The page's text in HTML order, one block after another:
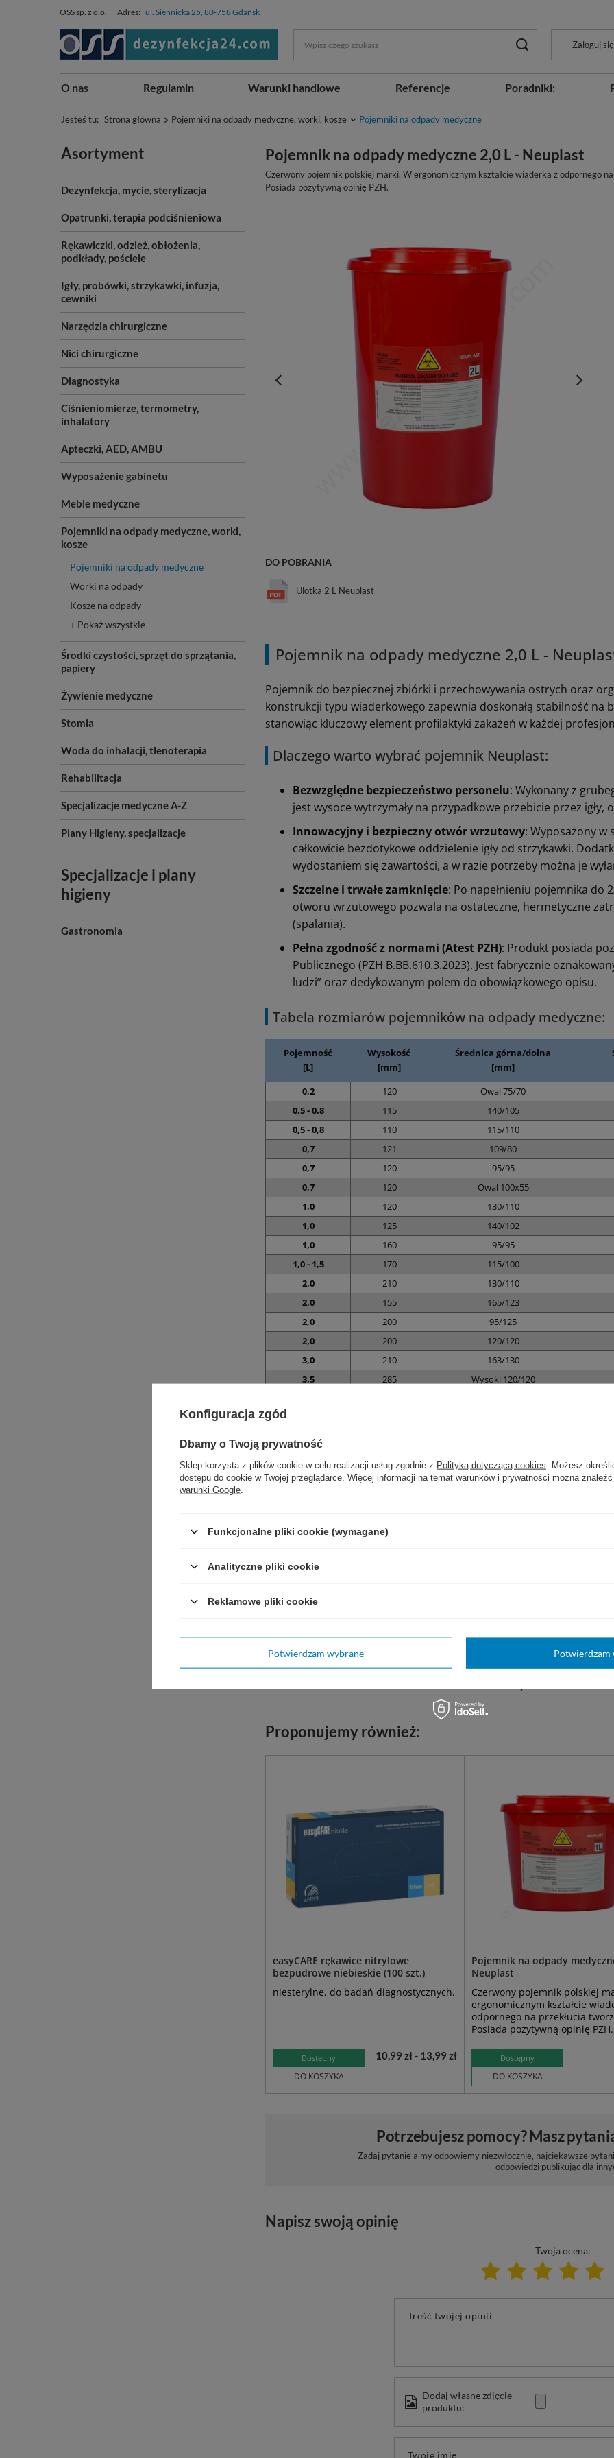
OSS sp. z o.o. Adres: ul. Siennicka 25, 80-758 Gdańsk
Zaloguj się
O nas Regulamin Warunki handlowe Referencje Poradniki:
Jesteś tu: Strona główna Pojemniki na odpady medyczne, worki, kosze Pojemniki na odpady medyczne
Asortyment
Dezynfekcja, mycie, sterylizacja
Opatrunki, terapia podciśnieniowa
Rękawiczki, odzież, obłożenia,
podkłady, pościele
Igły, probówki, strzykawki, infuzja,
cewniki
Narzędzia chirurgiczne
Nici chirurgiczne
Diagnostyka
Ciśnieniomierze, termometry,
inhalatory
Apteczki, AED, AMBU
Wyposażenie gabinetu
Meble medyczne
Pojemniki na odpady medyczne, worki,
kosze
Pojemniki na odpady medyczne
Worki na odpady
Kosze na odpady
+ Pokaż wszystkie
Środki czystości, sprzęt do sprzątania,
papiery
Żywienie medyczne
Stomia
Woda do inhalacji, tlenoterapia
Rehabilitacja
Specjalizacje medyczne A-Z
Plany Higieny, specjalizacje
Specjalizacje i plany
higieny
Gastronomia
Pojemnik na odpady medyczne 2,0 L - Neuplast
Czerwony pojemnik polskiej marki. W ergonomicznym kształcie wiaderka z odpornego
Posiada pozytywną opinię PZH.
DO POBRANIA
Ulotka 2 L Neuplast
Pojemnik na odpady medyczne 2,0 L -
Pojemnik do bezpiecznej zbiórki i przechowywania ostrych oraz
konstrukcji typu wiaderkowego zapewnia doskonałą stabilność na
stanowiąc kluczowy element profilaktyki zakażeń w każdej
Dlaczego warto wybrać pojemnik Neuplast:
Bezwzględne bezpieczeństwo personelu: Wykonany z
jest wysoce wytrzymały na przypadkowe przebicie przez igły,
Innowacyjny i bezpieczny otwór wrzutowy: Wyposażony w
całkowicie bezdotykowe oddzielenie igły od strzykawki.
wydostaniem się zawartości, a w razie potrzeby można je
Szczelne i trwałe zamknięcie: Po napełnieniu pojemnika do
otworu wrzutowego pozwala na ostateczne, hermetyczne
(spalania).
Pełna zgodność z normami (Atest PZH): Produkt posiada
Publicznego (PZH B.BB.610.3.2023). Jest fabrycznie
ludzi” oraz dedykowanym polem do obowiązkowego opisu.
Tabela rozmiarów pojemników na odpady medyczne:
Pojemność
[L]
Wysokość
[mm]
Średnica górna/dolna
[mm]
0,2 120 Owal 75/70
0,5 - 0,8
115 140/105
0,5 - 0,8
110 115/110
0,7
121 109/80
0,7
120 95/95
0,7
120 Owal 100x55
1,0
120 130/110
1,0
125 140/102
1,0
160 95/95
1,0 - 1,5
170 115/100
2,0
210 130/110
2,0
155 165/123
2,0
200 95/125
2,0
200 120/120
3,0
210 163/130
3,5
285 Wysoki 120/120
5,0
10,0
258 243/216
60,0
640
Proponujemy również:
easyCARE rękawice nitrylowe
bezpudrowe niebieskie (100 szt.)
niesterylne, do badań diagnostycznych.
Dostępny
DO KOSZYKA
10,99 zł - 13,99 zł
Pojemnik na odpady
Neuplast
Czerwony pojemnik polskiej
ergonomicznym kształcie
odpornego na przekłucia
Posiada pozytywną opinię PZH.
Dostępny
DO KOSZYKA
Potrzebujesz pomocy? Masz
Zadaj pytanie a my odpowiemy niezwłocznie, najciekawsze
odpowiedzi publikując dla
Napisz swoją opinię
Twoja ocena:
Treść twojej opinii
Dodaj własne zdjęcie
produktu:
Twoje imię
Konfiguracja zgód
Dbamy o Twoją prywatność
Sklep korzysta z plików cookie w celu realizacji usług zgodnie z Polityką dotyczącą cookies . Możesz
dostępu do cookie w Twojej przeglądarce. Więcej informacji na temat warunków i prywatności można
warunki Google
Funkcjonalne pliki cookie (wymagane)
Analityczne pliki cookie
Reklamowe pliki cookie
Potwierdzam wybrane Potwierdzam